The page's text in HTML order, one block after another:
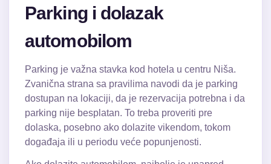
Parking i dolazak
automobilom
Parking je važna stavka kod hotela u centru Niša.
Zvanična strana sa pravilima navodi da je parking
dostupan na lokaciji, da je rezervacija potrebna i da
parking nije besplatan. To treba proveriti pre
dolaska, posebno ako dolazite vikendom, tokom
događaja ili u periodu veće popunjenosti.